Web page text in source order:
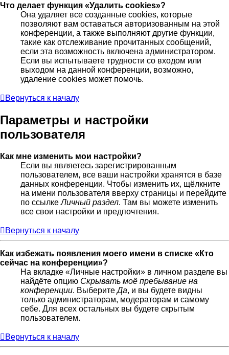
Что делает функция «Удалить cookies»?
Она удаляет все созданные cookies, которые
позволяют вам оставаться авторизованным на этой
конференции, а также выполняют другие функции,
такие как отслеживание прочитанных сообщений,
если эта возможность включена администратором.
Если вы испытываете трудности со входом или
выходом на данной конференции, возможно,
удаление cookies может помочь.
Вернуться к началу
Параметры и настройки
пользователя
Как мне изменить мои настройки?
Если вы являетесь зарегистрированным
пользователем, все ваши настройки хранятся в базе
данных конференции. Чтобы изменить их, щёлкните
на имени пользователя вверху страницы и перейдите
по ссылкеЛичный раздел. Там вы можете изменить
все свои настройки и предпочтения.
Вернуться к началу
Как избежать появления моего имени в списке «Кто
сейчас на конференции»?
На вкладке «Личные настройки» в личном разделе вы
найдёте опцию Скрывать моё пребывание на
конференции. ВыберитеДа, и вы будете видны
только администраторам, модераторам и самому
себе. Для всех остальных вы будете скрытым
пользователем.
Вернуться к началу